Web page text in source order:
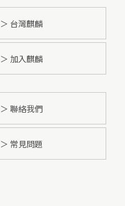
＞ 台灣麒麟
＞ 加入麒麟
＞ 聯絡我們
＞ 常見問題